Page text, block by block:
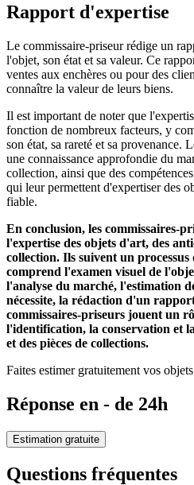
Rapport d'expertise
Le commissaire-priseur rédige un
l'objet, son état et sa valeur. Ce
ventes aux enchères ou pour des
connaître la valeur de leurs biens.
Il est important de noter que
fonction de nombreux facteurs, y
son état, sa rareté et sa provenance.
une connaissance approfondie du
collection, ainsi que des
qui leur permettent d'expertiser des
fiable.
En conclusion, les commissaires-
l'expertise des objets d'art, des
collection. Ils suivent un
comprend l'examen visuel de
l'analyse du marché, l'estimation
nécessite, la rédaction d'un
commissaires-priseurs jouent un
l'identification, la conservation et
et des pièces de collections.
Faites estimer gratuitement vos
Réponse en - de 24h
Estimation gratuite
Questions fréquentes